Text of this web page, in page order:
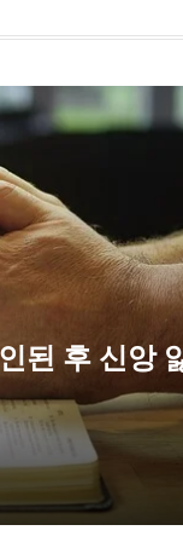
된 후 신앙